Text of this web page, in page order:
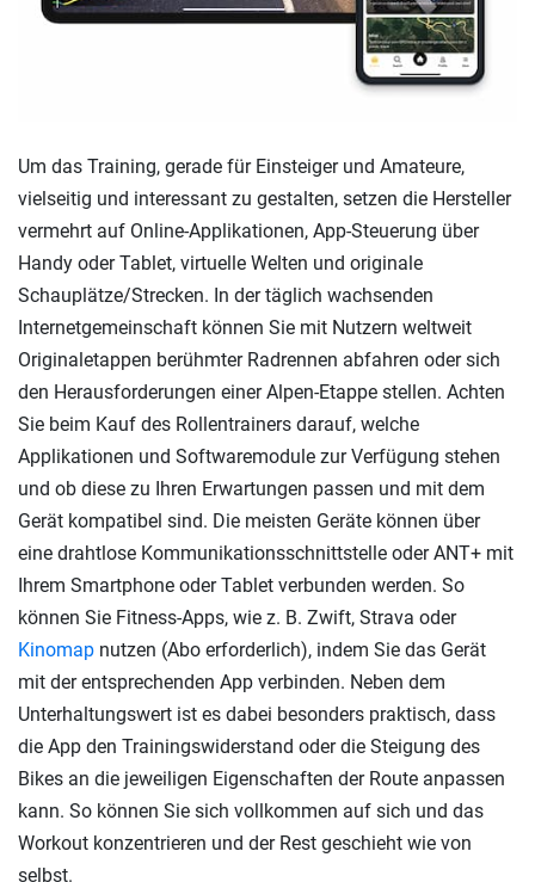
Um das Training, gerade für Einsteiger und Amateure,
vielseitig und interessant zu gestalten, setzen die Hersteller
vermehrt auf Online-Applikationen, App-Steuerung über
Handy oder Tablet, virtuelle Welten und originale
Schauplätze/Strecken. In der täglich wachsenden
Internetgemeinschaft können Sie mit Nutzern weltweit
Originaletappen berühmter Radrennen abfahren oder sich
den Herausforderungen einer Alpen-Etappe stellen. Achten
Sie beim Kauf des Rollentrainers darauf, welche
Applikationen und Softwaremodule zur Verfügung stehen
und ob diese zu Ihren Erwartungen passen und mit dem
Gerät kompatibel sind. Die meisten Geräte können über
eine drahtlose Kommunikationsschnittstelle oder ANT+ mit
Ihrem Smartphone oder Tablet verbunden werden. So
können Sie Fitness-Apps, wie z. B. Zwift, Strava oder
Kinomap nutzen (Abo erforderlich), indem Sie das Gerät
mit der entsprechenden App verbinden. Neben dem
Unterhaltungswert ist es dabei besonders praktisch, dass
die App den Trainingswiderstand oder die Steigung des
Bikes an die jeweiligen Eigenschaften der Route anpassen
kann. So können Sie sich vollkommen auf sich und das
Workout konzentrieren und der Rest geschieht wie von
selbst.